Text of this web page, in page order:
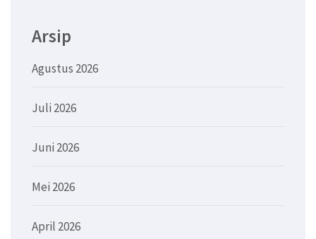
Arsip
Agustus 2026
Juli 2026
Juni 2026
Mei 2026
April 2026